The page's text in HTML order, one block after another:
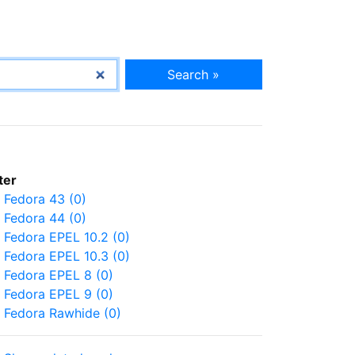
Search »
Fedora 43 (0)
Fedora 44 (0)
Fedora EPEL 10.2 (0)
Fedora EPEL 10.3 (0)
Fedora EPEL 8 (0)
Fedora EPEL 9 (0)
Fedora Rawhide (0)